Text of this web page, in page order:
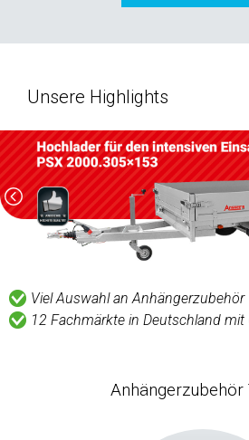
Unsere Highlights
Viel Auswahl an Anhängerzubehör
12 Fachmärkte in Deutschland
Anhängerzubehör